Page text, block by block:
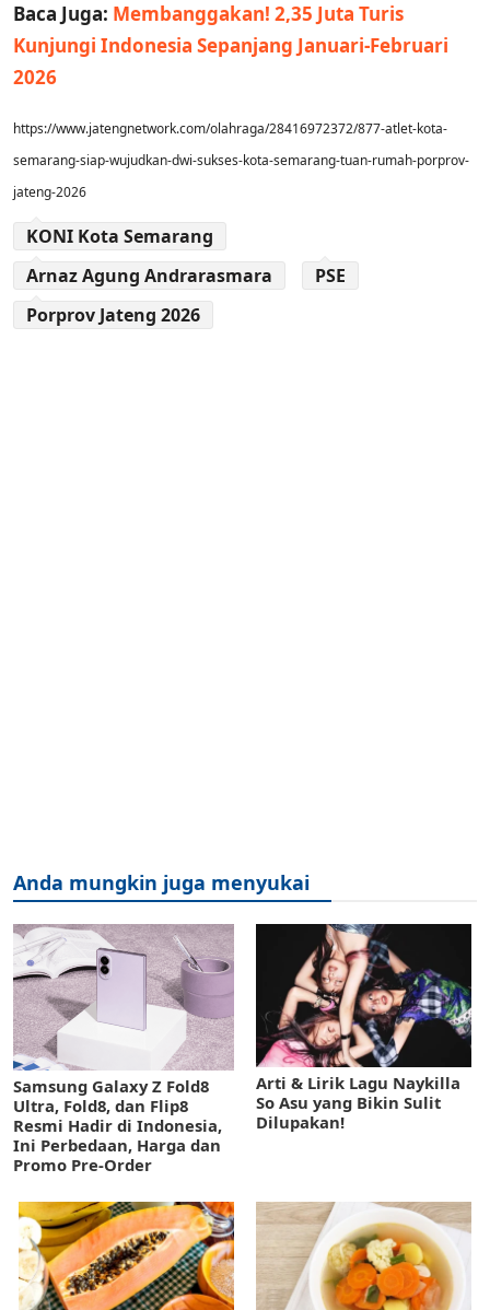
Baca Juga: Membanggakan! 2,35 Juta Turis
Kunjungi Indonesia Sepanjang Januari-Februari
2026
https://www.jatengnetwork.com/olahraga/28416972372/877-atlet-kota-
semarang-siap-wujudkan-dwi-sukses-kota-semarang-tuan-rumah-porprov-
jateng-2026
KONI Kota Semarang
Arnaz Agung Andrarasmara
PSE
Porprov Jateng 2026
Anda mungkin juga menyukai
Samsung Galaxy Z Fold8
Ultra, Fold8, dan Flip8
Resmi Hadir di Indonesia,
Ini Perbedaan, Harga dan
Promo Pre-Order
Arti & Lirik Lagu Naykilla
So Asu yang Bikin Sulit
Dilupakan!